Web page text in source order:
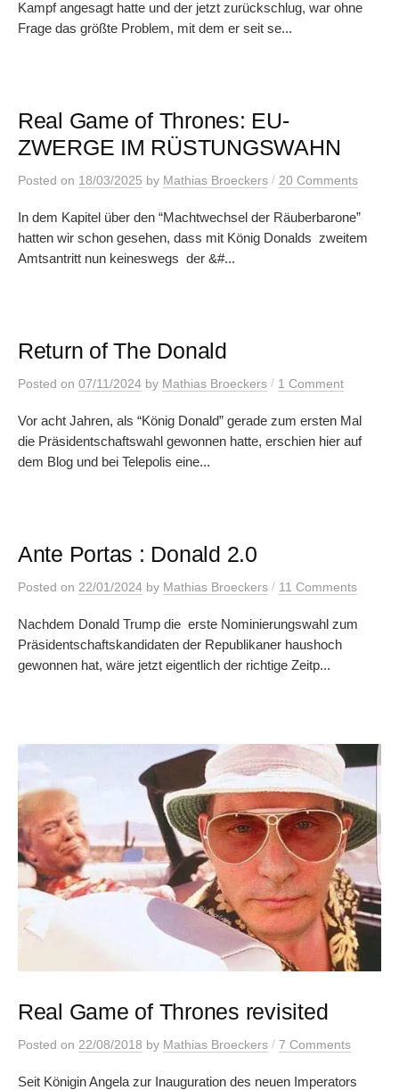
Kampf angesagt hatte und der jetzt zurückschlug, war ohne
Frage das größte Problem, mit dem er seit se...
Real Game of Thrones: EU-
ZWERGE IM RÜSTUNGSWAHN
Posted on 18/03/2025 by Mathias Broeckers / 20 Comments
In dem Kapitel über den “Machtwechsel der Räuberbarone”
hatten wir schon gesehen, dass mit König Donalds zweitem
Amtsantritt nun keineswegs der &#...
Return of The Donald
Posted on 07/11/2024 by Mathias Broeckers / 1 Comment
Vor acht Jahren, als “König Donald” gerade zum ersten Mal
die Präsidentschaftswahl gewonnen hatte, erschien hier auf
dem Blog und bei Telepolis eine...
Ante Portas : Donald 2.0
Posted on 22/01/2024 by Mathias Broeckers / 11 Comments
Nachdem Donald Trump die erste Nominierungswahl zum
Präsidentschaftskandidaten der Republikaner haushoch
gewonnen hat, wäre jetzt eigentlich der richtige Zeitp...
Real Game of Thrones revisited
Posted on 22/08/2018 by Mathias Broeckers / 7 Comments
Seit Königin Angela zur Inauguration des neuen Imperators